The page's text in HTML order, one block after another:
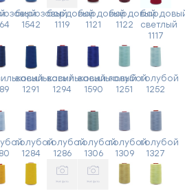
бирюзовый
1542
бордовый
1119
бордовый
1121
бордовый
1122
светлый
1117
васильковый
1291
васильковый
1294
васильковый
1590
голубой
1251
голубой
1252
голубой
1284
голубой
1286
голубой
1306
голубой
1309
голубой
1327